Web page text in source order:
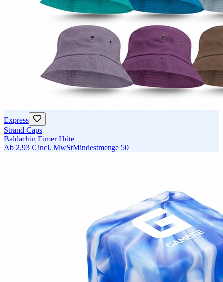
Express
Strand Caps
Baldachin Eimer Hüte
Ab 2,93 € incl. MwStMindestmenge 50